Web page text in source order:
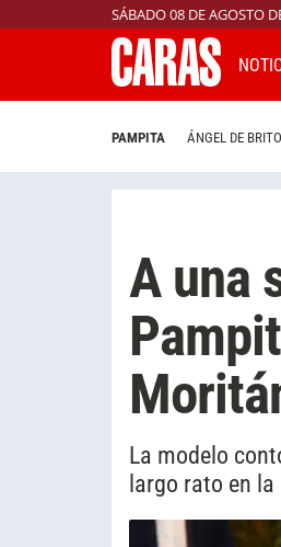
SÁBADO 08 DE AGOSTO
PAMPITA ÁNGEL DE BRITO
A una
La modelo
largo rato en